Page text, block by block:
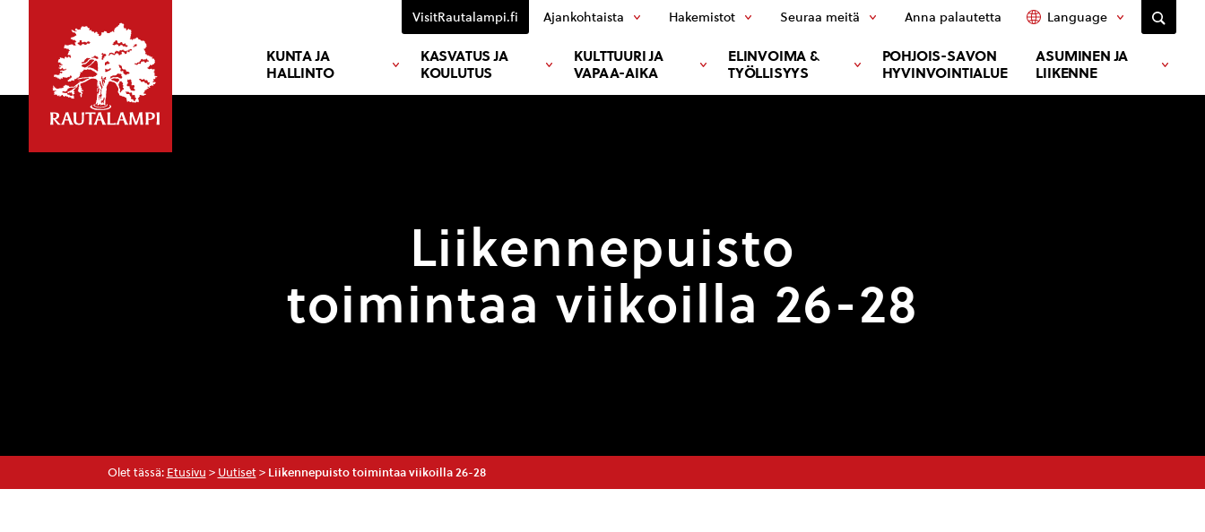
KUNTA JA
HALLINTO
KASVATUS JA
KOULUTUS
KULTTUURI JA
VAPAA-AIKA
ELINVOIMA &
TYÖLLISYYS
POHJOIS-SAVON
HYVINVOINTIALUE
ASUMINEN JA
LIIKENNE
VisitRautalampi.fi Ajankohtaista Hakemistot Seuraa meitä Anna palautetta Language
Liikennepuisto
toimintaa viikoilla 26-28
Olet tässä: Etusivu > Uutiset> Liikennepuisto toimintaa viikoilla 26-28